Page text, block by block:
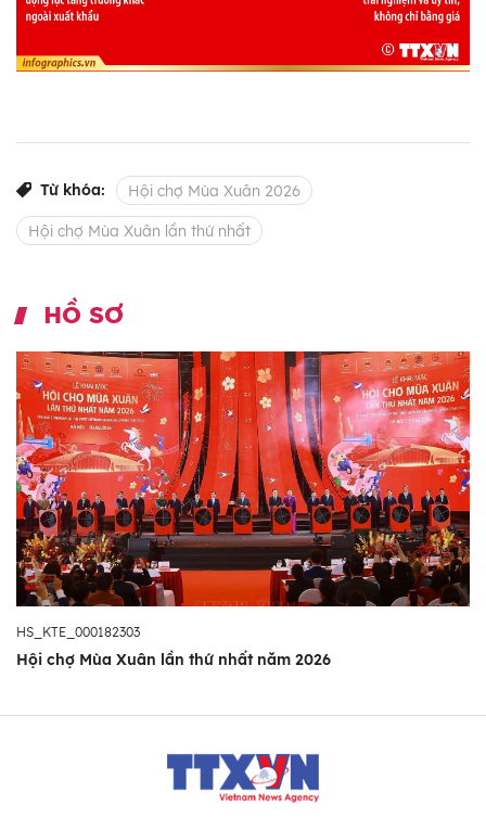
Từ khóa: Hội chợ Mùa Xuân 2026
Hội chợ Mùa Xuân lần thứ nhất
HỒ SƠ
HS_KTE_000182303
Hội chợ Mùa Xuân lần thứ nhất năm 2026